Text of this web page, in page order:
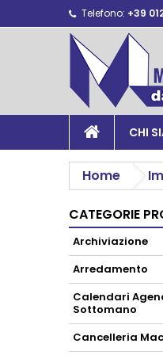
Telefono: +39
CHI
Home
CATEGORIE
Archiviazione
Arredamento
Calendari
Sottomano
Cancelleria